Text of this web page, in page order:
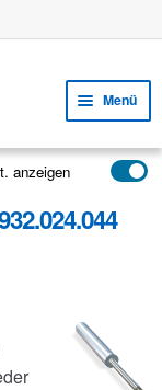
Menü
anzeigen